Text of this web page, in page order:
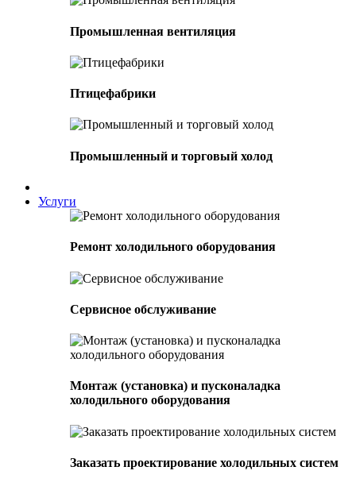
Промышленная вентиляция
Птицефабрики
Промышленный и торговый холод
Услуги
Ремонт холодильного оборудования
Сервисное обслуживание
Монтаж (установка) и пусконаладка
холодильного оборудования
Заказать проектирование холодильных систем